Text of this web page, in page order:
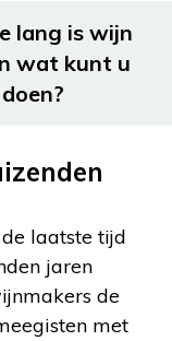
lang is wijn
wat kunt u
laatste tijd
jaren
de
met